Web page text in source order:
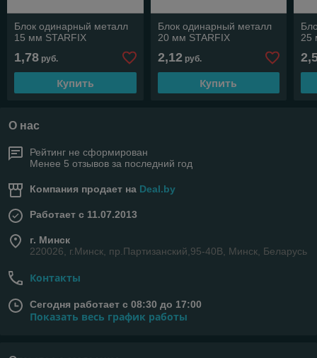
Блок одинарный металл
15 мм STARFIX
1,78 руб.
Купить
Блок одинарный металл
20 мм STARFIX
2,12руб.
Купить
25
О нас
Рейтинг не сформирован
Менее 5 отзывов за последний год
Компания продает на Deal.by
Работает с 11.07.2013
г. Минск
220026, г.Минск, пр.Партизанский,95-40В, Минск, Беларусь
Контакты
Сегодня работает с 08:30 до 17:00
Показать весь график работы